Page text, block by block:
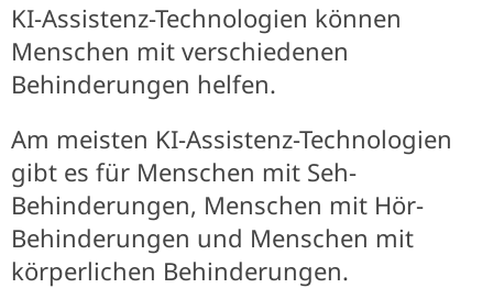
KI-Assistenz-Technologien können
Menschen mit verschiedenen
Behinderungen helfen.
Am meisten KI-Assistenz-Technologien
gibt es für Menschen mit Seh-
Behinderungen, Menschen mit Hör-
Behinderungen und Menschen mit
körperlichen Behinderungen.